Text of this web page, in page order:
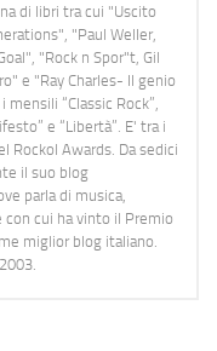
di libri tra cui "Uscito
"Paul Weller,
"Rock n Spor"t, Gil
e "Ray Charles- Il genio
“Classic Rock”,
e “Libertà”. E' tra i
Rockol Awards. Da sedici
il suo blog
parla di musica,
cui ha vinto il Premio
miglior blog italiano.